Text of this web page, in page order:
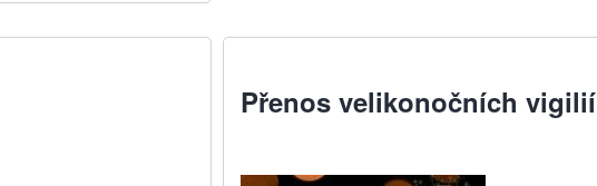
Přenos velikonočních vigilií